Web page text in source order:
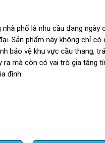
phố là nhu cầu đang ngày
Sản phẩm này không chỉ có
bảo vệ khu vực cầu thang,
ra mà còn có vai trò gia tăng
đình.